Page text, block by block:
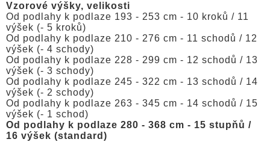
Vzorové výšky, velikosti
Od podlahy k podlaze 193 - 253 cm - 10 kroků / 11
výšek (- 5 kroků)
Od podlahy k podlaze 210 - 276 cm - 11 schodů / 12
výšek (- 4 schody)
Od podlahy k podlaze 228 - 299 cm - 12 schodů / 13
výšek (- 3 schody)
Od podlahy k podlaze 245 - 322 cm - 13 schodů / 14
výšek (- 2 schody)
Od podlahy k podlaze 263 - 345 cm - 14 schodů / 15
výšek (- 1 schod)
Od podlahy k podlaze 280 - 368 cm - 15 stupňů /
16 výšek (standard)